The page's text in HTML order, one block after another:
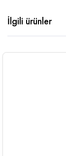
İlgili ürünler